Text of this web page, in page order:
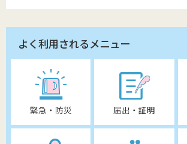
よく利用されるメニュー
緊急・防災 届出・証明